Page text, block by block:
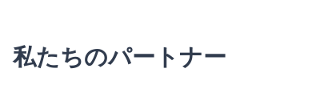
私たちのパートナー